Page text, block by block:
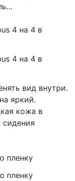
4 на 4 в
4 на 4 в
вид внутри.
яркий.
кожа в
пленку
пленку